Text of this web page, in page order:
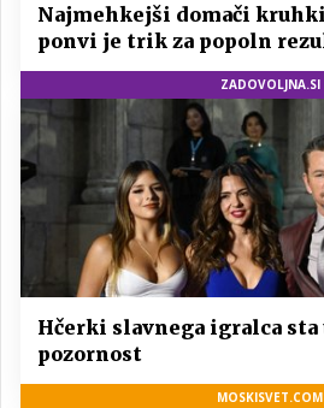
Najmehkejši domači
ponvi je trik za popoln
ZADOVOLJNA.SI
Hčerki slavnega igralca
pozornost
MOSKISVET.COM